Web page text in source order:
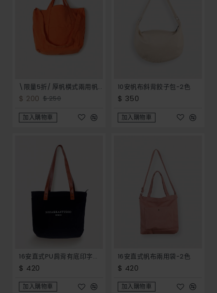
\限量5折/ 厚帆橫式兩用帆布袋有外側袋 - 16安4色
$ 200 $ 250
加入購物車
10安帆布斜背餃子包-2色
$ 350
加入購物車
16安直式PU肩背有底印字袋-黑
$ 420
加入購物車
16安直式帆布兩用袋-2色
$ 420
加入購物車